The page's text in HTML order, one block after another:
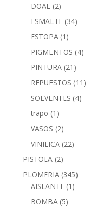
DOAL (2)
ESMALTE (34)
ESTOPA (1)
PIGMENTOS (4)
PINTURA (21)
REPUESTOS (11)
SOLVENTES (4)
trapo (1)
VASOS (2)
VINILICA (22)
PISTOLA (2)
PLOMERIA (345)
AISLANTE (1)
BOMBA (5)